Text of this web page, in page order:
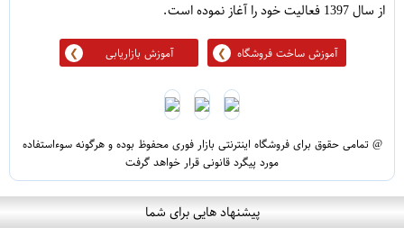
از سال 1397 فعالیت خود را آغاز نموده است.
آموزش ساخت فروشگاه آموزش بازاریابی
@ تمامی حقوق برای فروشگاه اینترنتی بازار فوری محفوظ بوده و هرگونه سوءاستفاده
مورد پیگرد قانونی قرار خواهد گرفت
پیشنهاد هایی برای شما